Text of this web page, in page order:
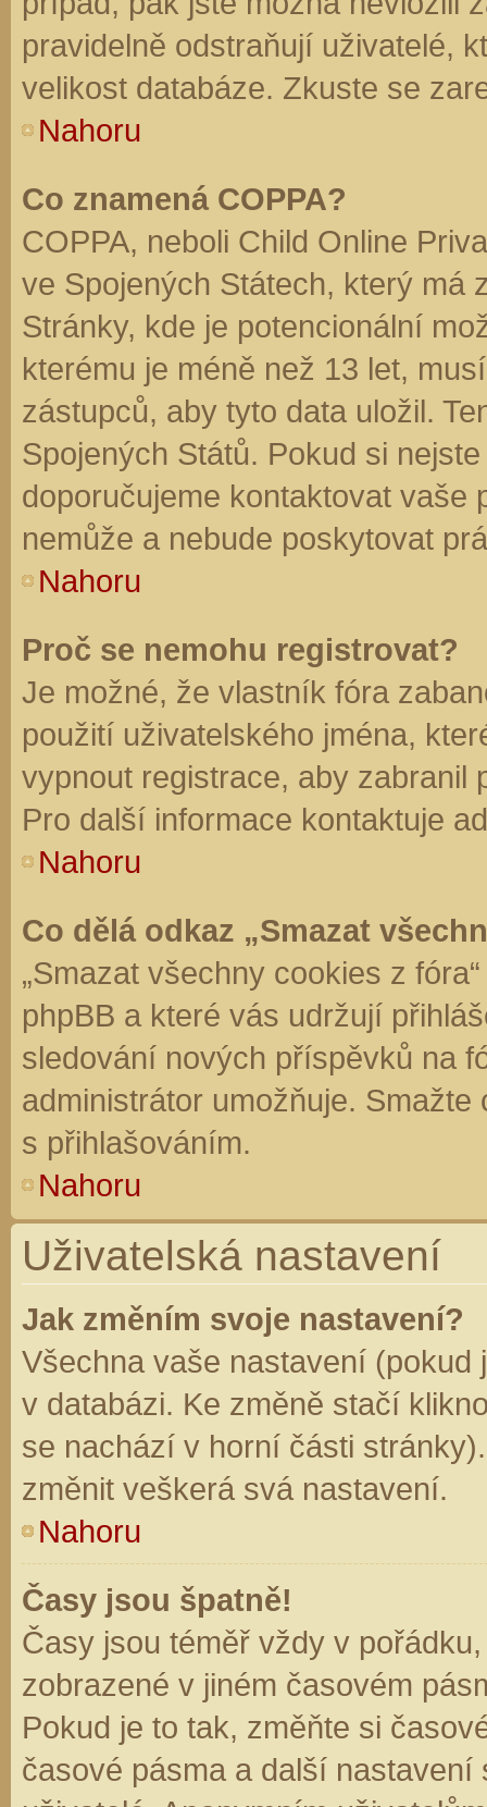
pravidelně odstraňují uživatelé,
velikost databáze. Zkuste se
Nahoru
Co znamená COPPA?
COPPA, neboli Child Online
ve Spojených Státech, který má
Stránky, kde je potencionální
kterému je méně než 13 let,
zástupců, aby tyto data uložil.
Spojených Států. Pokud si
doporučujeme kontaktovat vaše
nemůže a nebude poskytovat
Nahoru
Proč se nemohu registrovat?
Je možné, že vlastník fóra
použití uživatelského jména,
vypnout registrace, aby zabranil
Pro další informace kontaktuje
Nahoru
Co dělá odkaz „Smazat
„Smazat všechny cookies z
phpBB a které vás udržují
sledování nových příspěvků na
administrátor umožňuje.
s přihlašováním.
Nahoru
Uživatelská nastavení
Jak změním svoje nastavení?
Všechna vaše nastavení (pokud
v databázi. Ke změně stačí
se nachází v horní části
změnit veškerá svá nastavení.
Nahoru
Časy jsou špatně!
Časy jsou téměř vždy v
zobrazené v jiném časovém
Pokud je to tak, změňte si
časové pásma a další